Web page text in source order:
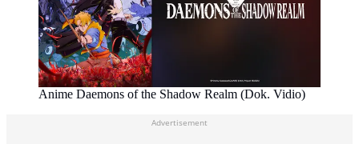
Anime Daemons of the Shadow Realm (Dok. Vidio)
Advertisement